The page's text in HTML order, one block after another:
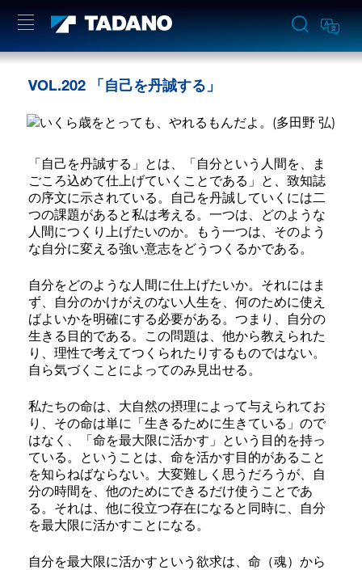
VOL.202 「自己を丹誠する」
「自己を丹誠する」とは、「自分という人間を、ま
ごころ込めて仕上げていくことである」と、致知誌
の序文に示されている。自己を丹誠していくには二
つの課題があると私は考える。一つは、どのような
人間につくり上げたいのか。もう一つは、そのよう
な自分に変える強い意志をどうつくるかである。
自分をどのような人間に仕上げたいか。それにはま
ず、自分のかけがえのない人生を、何のために使え
ばよいかを明確にする必要がある。つまり、自分の
生きる目的である。この問題は、他から教えられた
り、理性で考えてつくられたりするものではない。
自ら気づくことによってのみ見出せる。
私たちの命は、大自然の摂理によって与えられてお
り、その命は単に「生きるために生きている」ので
はなく、「命を最大限に活かす」という目的を持っ
ている。ということは、命を活かす目的があること
を知らねばならない。大変難しく思うだろうが、自
分の時間を、他のためにできるだけ使うことであ
る。それは、他に役立つ存在になると同時に、自分
を最大限に活かすことになる。
自分を最大限に活かすという欲求は、命（魂）から